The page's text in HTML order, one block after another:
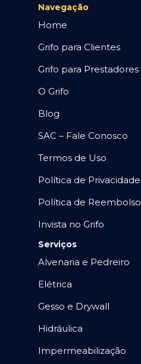
Navegação
Home
Grifo para Clientes
Grifo para Prestadores
O Grifo
Blog
SAC – Fale Conosco
Termos de Uso
Política de Privacidade
Política de Reembolso
Invista no Grifo
Serviços
Alvenaria e Pedreiro
Elétrica
Gesso e Drywall
Hidráulica
Impermeabilização